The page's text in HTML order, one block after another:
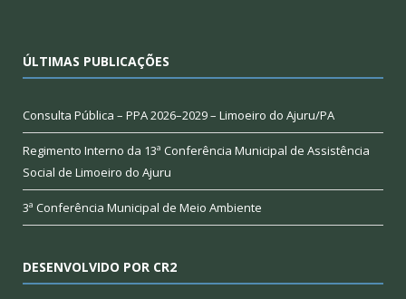
ÚLTIMAS PUBLICAÇÕES
Consulta Pública – PPA 2026–2029 – Limoeiro do Ajuru/PA
Regimento Interno da 13ª Conferência Municipal de Assistência
Social de Limoeiro do Ajuru
3ª Conferência Municipal de Meio Ambiente
DESENVOLVIDO POR CR2